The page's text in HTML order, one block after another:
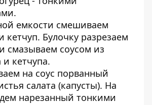
емкости смешиваем
кетчуп. Булочку разрезаем
смазываем соусом из
кетчупа.
на соус порванный
салата (капусты). На
нарезанный тонкими